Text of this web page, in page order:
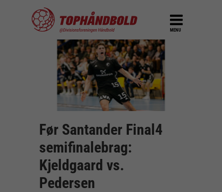
MENU
Før Santander Final4
semifinalebrag:
Kjeldgaard vs.
Pedersen